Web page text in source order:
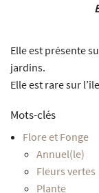
Elle est présente
jardins.
Elle est rare sur
Mots-clés
Flore et Fonge
Annuel(le)
Fleurs vertes
Plante